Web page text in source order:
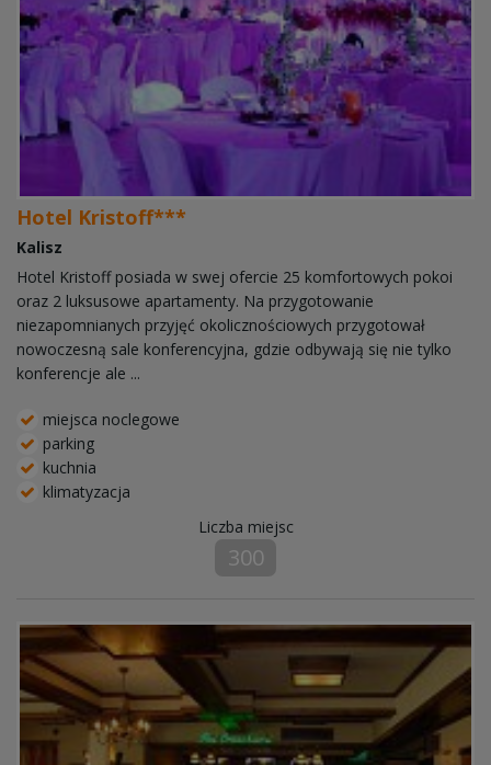
Hotel Kristoff***
Kalisz
Hotel Kristoff posiada w swej ofercie 25 komfortowych pokoi
oraz 2 luksusowe apartamenty. Na przygotowanie
niezapomnianych przyjęć okolicznościowych przygotował
nowoczesną sale konferencyjna, gdzie odbywają się nie tylko
konferencje ale ...
miejsca noclegowe
parking
kuchnia
klimatyzacja
Liczba miejsc
300